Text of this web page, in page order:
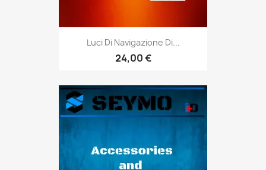
Luci Di Navigazione Di...
24,00 €